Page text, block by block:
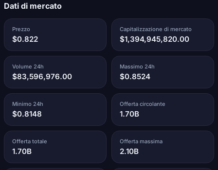
Dati di mercato
Prezzo
$0.822
Capitalizzazione di mercato
$1,394,945,820.00
Volume 24h
$83,596,976.00
Massimo 24h
$0.8524
Minimo 24h
$0.8148
Offerta circolante
1.70B
Offerta totale
1.70B
Offerta massima
2.10B